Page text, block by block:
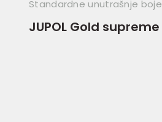
Standardne unutrašnje boje
JUPOL Gold supreme